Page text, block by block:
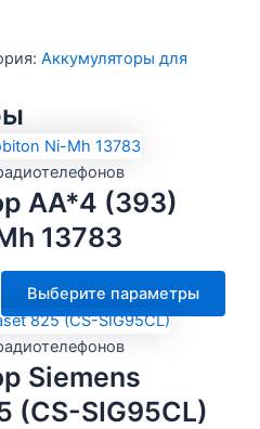
Аккумуляторы для
AA*4 (393)
13783
Выберите параметры
Siemens
(CS-SIG95CL)